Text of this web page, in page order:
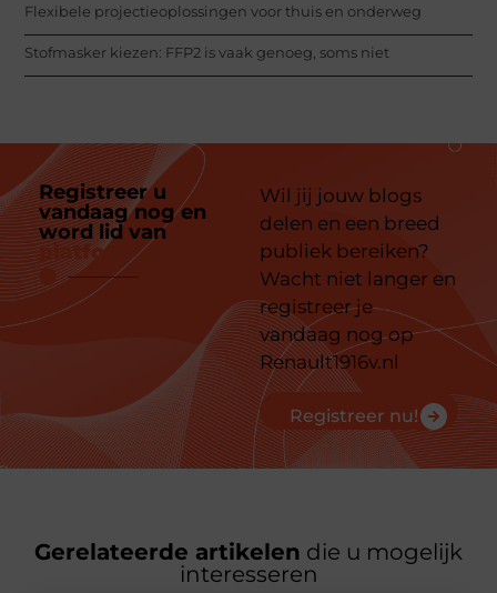
Flexibele projectieoplossingen voor thuis en onderweg
Stofmasker kiezen: FFP2 is vaak genoeg, soms niet
Registreer u
vandaag nog en
word lid van
platform
Wil jij jouw blogs
delen en een breed
publiek bereiken?
Wacht niet langer en
registreer je
vandaag nog op
Renault1916v.nl
Registreer nu!
Gerelateerde artikelen die u mogelijk
interesseren